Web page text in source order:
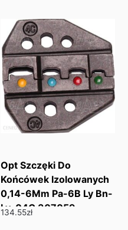
Opt Szczęki Do
Końcówek Izolowanych
0,14-6Mm Pa-6B Ly Bn-
Ly-04C 307059
134.55zł